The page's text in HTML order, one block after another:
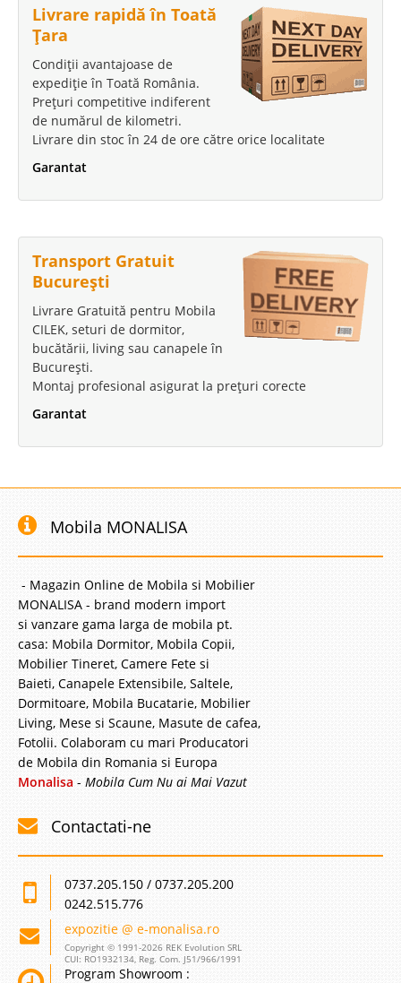
cu cadru metalic. Promotia in curs este ..
Compara
999 Lei
Pret Redus
Stoc Epuizat - Indisponibil
Livrare rapidă în Toată
Țara
Condiții avantajoase de
expediție în Toată România.
Prețuri competitive indiferent
de numărul de kilometri.
Livrare din stoc în 24 de ore către orice localitate
Garantat
Transport Gratuit
București
Livrare Gratuită pentru Mobila
CILEK, seturi de dormitor,
bucătării, living sau canapele în
București.
Montaj profesional asigurat la prețuri corecte
Garantat
Mobila MONALISA
- Magazin Online de Mobila si Mobilier
MONALISA - brand modern import
si vanzare gama larga de mobila pt.
casa: Mobila Dormitor, Mobila Copii,
Mobilier Tineret, Camere Fete si
Baieti, Canapele Extensibile, Saltele,
Dormitoare, Mobila Bucatarie, Mobilier
Living, Mese si Scaune, Masute de cafea,
Fotolii. Colaboram cu mari Producatori
de Mobila din Romania si Europa
Monalisa - Mobila Cum Nu ai Mai Vazut
Contactati-ne
0737.205.150 / 0737.205.200
0242.515.776
expozitie @ e-monalisa.ro
Copyright © 1991-2026 REK Evolution SRL
CUI: RO1932134, Reg. Com. J51/966/1991
Program Showroom :